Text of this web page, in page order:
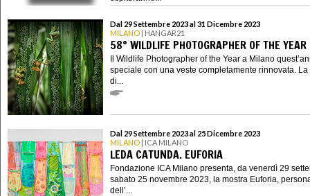
Dal 29 Settembre 2023 al 31 Dicembre 2023
MILANO | HANGAR21
58° WILDLIFE PHOTOGRAPHER OF THE YEAR
Il Wildlife Photographer of the Year a Milano
speciale con una veste completamente rinnovata. La
di...
Dal 29 Settembre 2023 al 25 Dicembre 2023
MILANO | ICA MILANO
LEDA CATUNDA. EUFORIA
Fondazione ICA Milano presenta, da venerdì 29
sabato 25 novembre 2023, la mostra Euforia,
dell’...